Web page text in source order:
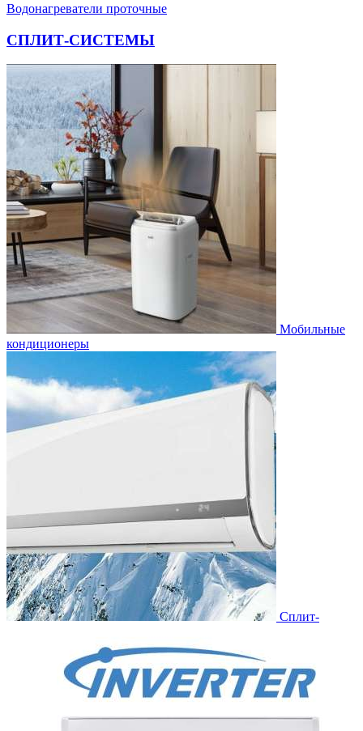
Водонагреватели проточные
СПЛИТ-СИСТЕМЫ
Мобильные
кондиционеры
Сплит-